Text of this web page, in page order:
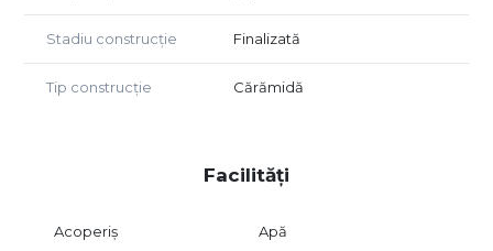
Stadiu construcție Finalizată
Tip construcție Cărămidă
Facilități
Acoperiș Apă